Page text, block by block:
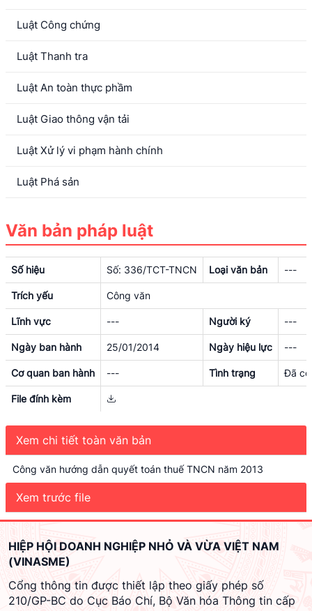
Luật Công chứng
Luật Thanh tra
Luật An toàn thực phầm
Luật Giao thông vận tải
Luật Xử lý vi phạm hành chính
Luật Phá sản
Văn bản pháp luật
Số hiệu Số: 336/TCT-TNCN Loại văn bản ---
Trích yếu Công văn
Lĩnh vực --- Người ký ---
Ngày ban hành 25/01/2014 Ngày hiệu lực ---
Cơ quan ban hành --- Tình trạng Đã
File đính kèm
Xem chi tiết toàn văn bản
Công văn hướng dẫn quyết toán thuế TNCN năm 2013
Xem trước file
HIỆP HỘI DOANH NGHIỆP NHỎ VÀ VỪA VIỆT NAM
(VINASME)
Cổng thông tin được thiết lập theo giấy phép số
210/GP-BC do Cục Báo Chí, Bộ Văn hóa Thông tin cấp